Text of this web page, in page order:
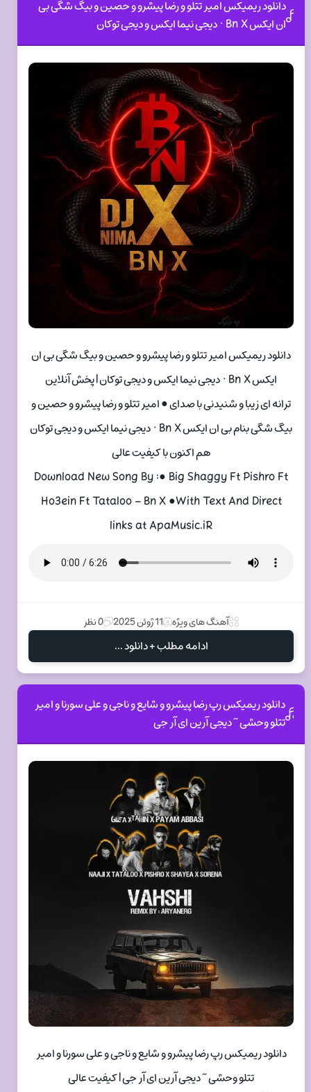
دانلود ریمیکس امیر تتلو و رضا پیشرو و حصین و بیگ شگی بی
ان ایکس Bn X · دیجی نیما ایکس و دیجی توکان
دانلود ریمیکس امیر تتلو و رضا پیشرو و حصین و بیگ شگی بی ان
ایکس Bn X · دیجی نیما ایکس و دیجی توکان | پخش آنلاین
ترانه ای زیبا و شنیدنی با صدای ● امیر تتلو و رضا پیشرو و حصین و
بیگ شگی بنام بی ان ایکس Bn X · دیجی نیما ایکس و دیجی توکان
هم اکنون با کیفیت عالی
Download New Song By :● Big Shaggy Ft Pishro Ft
Ho3ein Ft Tataloo – Bn X ●With Text And Direct
links at ApaMusic.iR
آهنگ های ویژه 11 ژوئن 2025 0 نظر
ادامه مطلب + دانلود ...
دانلود ریمیکس رپ رضا پیشرو و شایع و ناجی و علی سورنا و امیر
تتلو وحشی ~ دیجی آرین ای آر جی
دانلود ریمیکس رپ رضا پیشرو و شایع و ناجی و علی سورنا و امیر
تتلو وحشی ~ دیجی آرین ای آر جی | کیفیت عالی